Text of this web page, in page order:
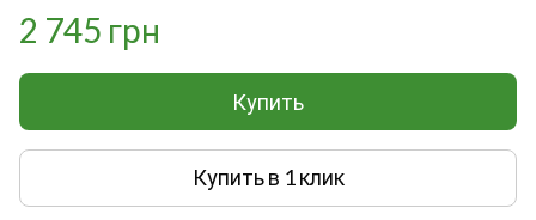
2 745 грн
Купить
Купить в 1 клик